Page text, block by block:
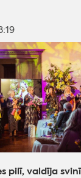
pilī, valdīja